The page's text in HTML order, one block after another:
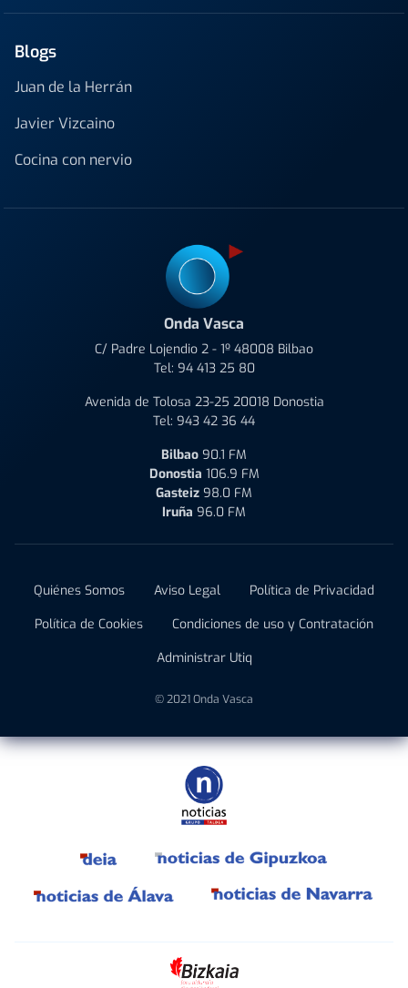
Blogs
Juan de la Herrán
Javier Vizcaino
Cocina con nervio
Onda Vasca
C/ Padre Lojendio 2 - 1º 48008 Bilbao
Tel: 94 413 25 80
Avenida de Tolosa 23-25 20018 Donostia
Tel: 943 42 36 44
Bilbao 90.1 FM
Donostia 106.9 FM
Gasteiz 98.0 FM
Iruña 96.0 FM
Quiénes Somos Aviso Legal
Política de Privacidad
Política de Cookies
Condiciones de uso y Contratación
Administrar Utiq
© 2021 Onda Vasca